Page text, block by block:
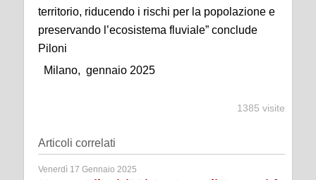
territorio, riducendo i rischi per la popolazione e
preservando l’ecosistema fluviale” conclude
Piloni
Milano, gennaio 2025
1385 visite
Articoli correlati
Venerdì 17 Gennaio 2025